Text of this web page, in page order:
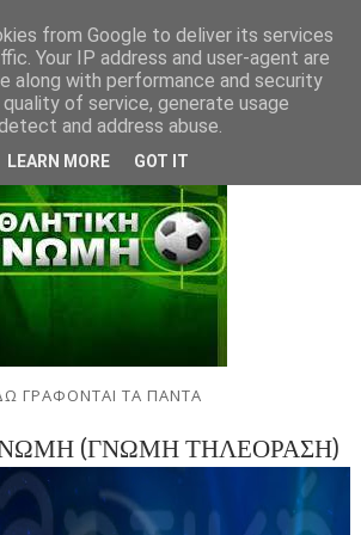
ΓΡΑΦΟΝΤΑΙ ΤΑ ΠΑΝΤΑ
(ΓΝΩΜΗ ΤΗΛΕΟΡΑΣΗ)
from Google to deliver its services
Your IP address and user-agent are
along with performance and security
of service, generate usage
and address abuse.
LEARN MORE GOT IT